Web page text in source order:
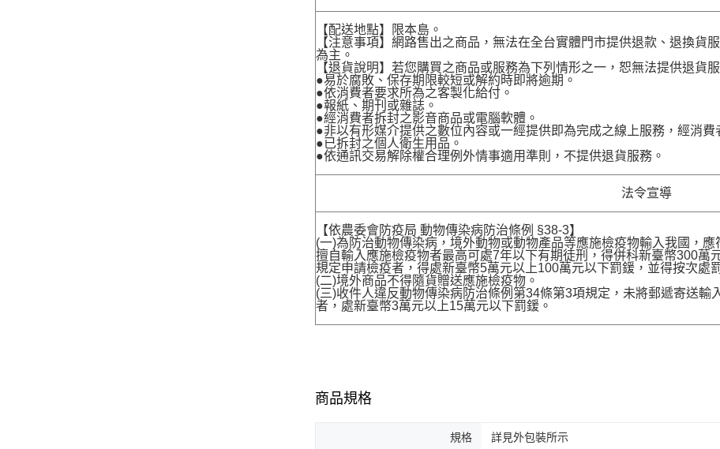
【配送地點】限本島。
【注意事項】網路售出之商品，無法在全台實體門市提供退款、退換貨
為主。
【退貨說明】若您購買之商品或服務為下列情形之一，恕無法提供退貨服
●易於腐敗、保存期限較短或解約時即將逾期。
●依消費者要求所為之客製化給付。
●報紙、期刊或雜誌。
●經消費者拆封之影音商品或電腦軟體。
●非以有形媒介提供之數位內容或一經提供即為完成之線上服務，經消費
●已拆封之個人衛生用品。
●依通訊交易解除權合理例外情事適用準則，不提供退貨服務。
法令宣導
【依農委會防疫局 動物傳染病防治條例 §38-3】
(一)為防治動物傳染病，境外動物或動物產品等應施檢疫物輸入我國，
擅自輸入應施檢疫物者最高可處7年以下有期徒刑，得併科新臺幣300萬
規定申請檢疫者，得處新臺幣5萬元以上100萬元以下罰鍰，並得按次處
(二)境外商品不得隨貨贈送應施檢疫物。
(三)收件人違反動物傳染病防治條例第34條第3項規定，未將郵遞寄送輸
者，處新臺幣3萬元以上15萬元以下罰鍰。
商品規格
規格 詳見外包裝所示